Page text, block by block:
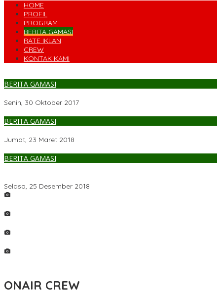
HOME
PROFIL
PROGRAM
BERITA GAMASI
RATE IKLAN
CREW
KONTAK KAMI
BERITA GAMASI
Senin, 30 Oktober 2017
BERITA GAMASI
Jumat, 23 Maret 2018
BERITA GAMASI
Selasa, 25 Desember 2018
ONAIR CREW